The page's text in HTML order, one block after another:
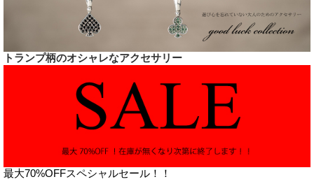
トランプ柄のオシャレなアクセサリー
最大70%OFFスペシャルセール！！